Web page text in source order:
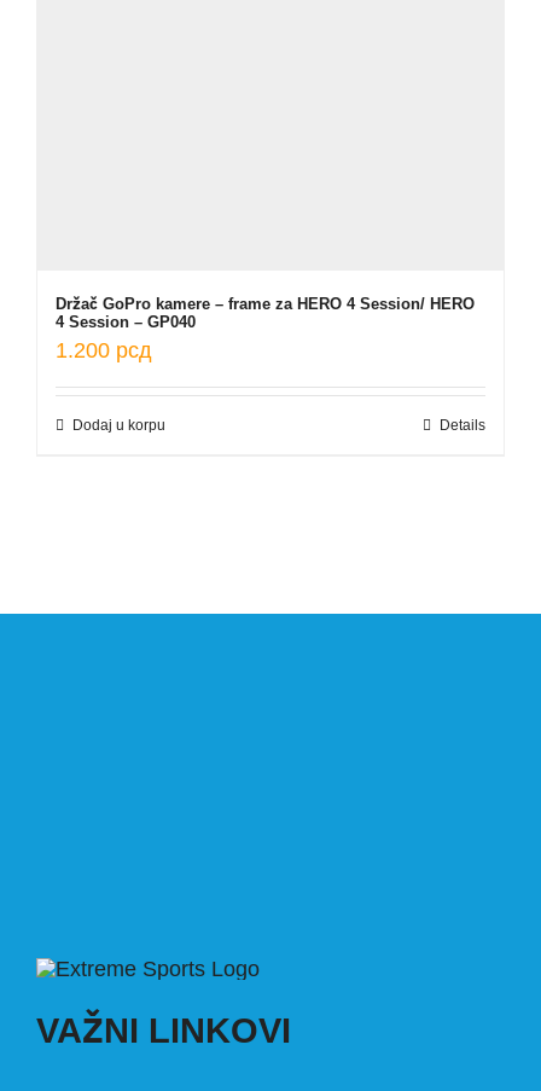
Držač GoPro kamere – frame za HERO 4 Session/ HERO
4 Session – GP040
1.200 рсд
Dodaj u korpu Details
VAŽNI LINKOVI